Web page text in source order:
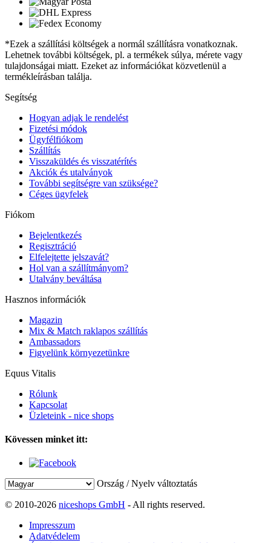
*Ezek a szállítási költségek a normál szállításra vonatkoznak.
Lehetnek további költségek, pl. a termékek súlya, mérete vagy
tulajdonságai miatt. Ezeket az információkat közvetlenül a
termékleírásban találja.
Segítség
Hogyan adjak le rendelést
Fizetési módok
Ügyfélfiókom
Szállítás
Visszaküldés és visszatérítés
Akciók és utalványok
További segítségre van szüksége?
Céges ügyfelek
Fiókom
Bejelentkezés
Regisztráció
Elfelejtette jelszavát?
Hol van a szállítmányom?
Utalvány beváltása
Hasznos információk
Magazin
Mix & Match raklapos szállítás
Ambassadors
Figyelünk környezetünkre
Equus Vitalis
Rólunk
Kapcsolat
Üzleteink - nice shops
Kövessen minket itt:
Ország / Nyelv változtatás
© 2010-2026 niceshops GmbH - All rights reserved.
Impresszum
Adatvédelem